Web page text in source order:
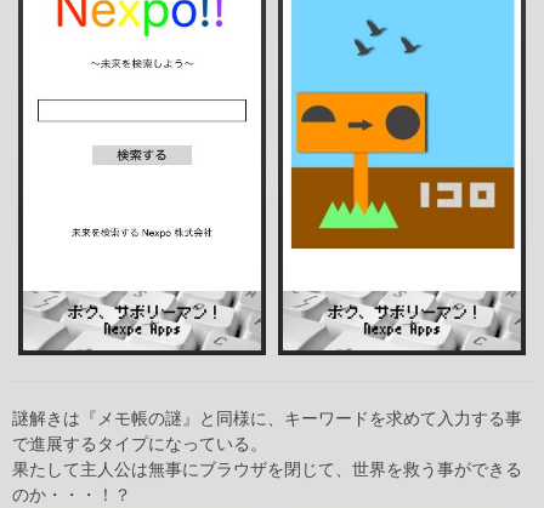
謎解きは『メモ帳の謎』と同様に、キーワードを求めて入力する事
で進展するタイプになっている。
果たして主人公は無事にブラウザを閉じて、世界を救う事ができる
のか・・・！？